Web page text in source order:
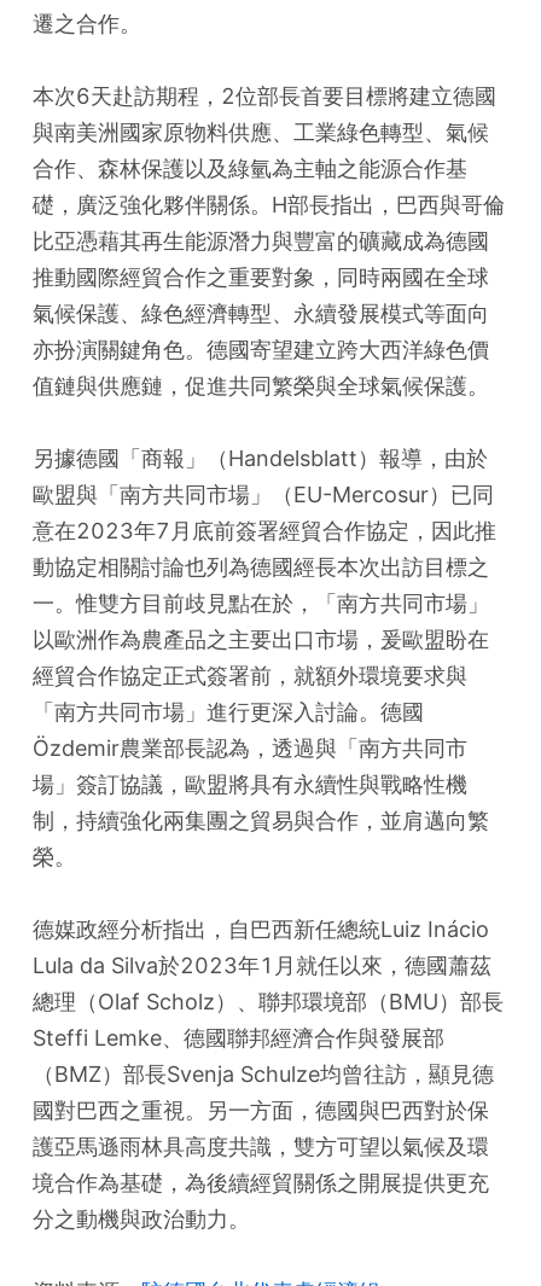
遷之合作。
本次6天赴訪期程，2位部長首要目標將建立德國
與南美洲國家原物料供應、工業綠色轉型、氣候
合作、森林保護以及綠氫為主軸之能源合作基
礎，廣泛強化夥伴關係。H部長指出，巴西與哥倫
比亞憑藉其再生能源潛力與豐富的礦藏成為德國
推動國際經貿合作之重要對象，同時兩國在全球
氣候保護、綠色經濟轉型、永續發展模式等面向
亦扮演關鍵角色。德國寄望建立跨大西洋綠色價
值鏈與供應鏈，促進共同繁榮與全球氣候保護。
另據德國「商報」（Handelsblatt）報導，由於
歐盟與「南方共同市場」（EU-Mercosur）已同
意在2023年7月底前簽署經貿合作協定，因此推
動協定相關討論也列為德國經長本次出訪目標之
一。惟雙方目前歧見點在於，「南方共同市場」
以歐洲作為農產品之主要出口市場，爰歐盟盼在
經貿合作協定正式簽署前，就額外環境要求與
「南方共同市場」進行更深入討論。德國
Özdemir農業部長認為，透過與「南方共同市
場」簽訂協議，歐盟將具有永續性與戰略性機
制，持續強化兩集團之貿易與合作，並肩邁向繁
榮。
德媒政經分析指出，自巴西新任總統Luiz Inácio
Lula da Silva於2023年1月就任以來，德國蕭茲
總理（Olaf Scholz）、聯邦環境部（BMU）部長
Steffi Lemke、德國聯邦經濟合作與發展部
（BMZ）部長Svenja Schulze均曾往訪，顯見德
國對巴西之重視。另一方面，德國與巴西對於保
護亞馬遜雨林具高度共識，雙方可望以氣候及環
境合作為基礎，為後續經貿關係之開展提供更充
分之動機與政治動力。